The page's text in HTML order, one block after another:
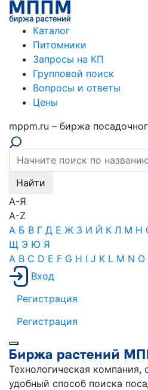
Каталог
Питомники
Запросы на КП
Групповой поиск
Вопросы и ответы
Цены
mppm.ru – биржа
А-Я
A-Z
А Б В Г Д Е Ж З И Й К Л М Н
Щ Э Ю Я
A B C D E F G H I J K L M N O
Вход
Регистрация
Регистрация
Технологическая компания,
удобный способ поиска